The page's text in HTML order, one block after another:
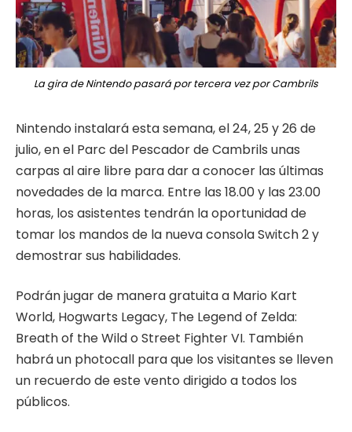
La gira de Nintendo pasará por tercera vez por Cambrils
Nintendo instalará esta semana, el 24, 25 y 26 de
julio, en el Parc del Pescador de Cambrils unas
carpas al aire libre para dar a conocer las últimas
novedades de la marca. Entre las 18.00 y las 23.00
horas, los asistentes tendrán la oportunidad de
tomar los mandos de la nueva consola Switch 2 y
demostrar sus habilidades.
Podrán jugar de manera gratuita a Mario Kart
World, Hogwarts Legacy, The Legend of Zelda:
Breath of the Wild o Street Fighter VI. También
habrá un photocall para que los visitantes se lleven
un recuerdo de este vento dirigido a todos los
públicos.